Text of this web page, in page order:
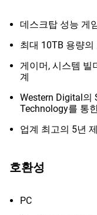
데스크탑 성능 게
최대 10TB 용량
게이머, 시스템 빌
계
Western Digital의
Technology를 통
업계 최고의 5년
호환성
PC